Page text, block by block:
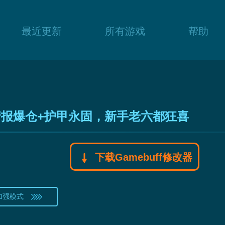
最近更新 所有游戏 帮助
爆仓+护甲永固，新手老六都狂喜
下载Gamebuff修改器
强模式